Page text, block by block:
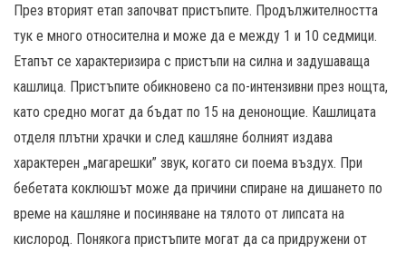
През вторият етап започват пристъпите. Продължителността
тук е много относителна и може да е между 1 и 10 седмици.
Етапът се характеризира с пристъпи на силна и задушаваща
кашлица. Пристъпите обикновено са по-интензивни през нощта,
като средно могат да бъдат по 15 на денонощие. Кашлицата
отделя плътни храчки и след кашляне болният издава
характерен „магарешки” звук, когато си поема въздух. При
бебетата коклюшът може да причини спиране на дишането по
време на кашляне и посиняване на тялото от липсата на
кислород. Понякога пристъпите могат да са придружени от